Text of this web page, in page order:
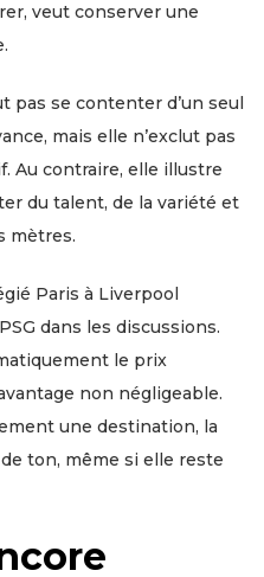
veut conserver une
pas se contenter d’un seul
mais elle n’exclut pas
Au contraire, elle illustre
du talent, de la variété et
mètres.
Paris à Liverpool
dans les discussions.
le prix
non négligeable.
une destination, la
ton, même si elle reste